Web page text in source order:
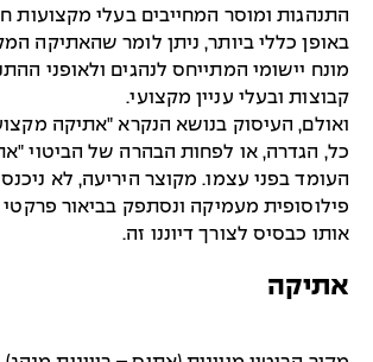
התנהגות ומוסר המחייבים בעלי מקצועות
באופן כללי ביותר, ניתן לומר שהאתיקה
מונח יישומי המתייחס לנהגים ולאופני
קבוצות ובעלי עניין מקצועי.
ואולם, העיסוק בנושא הנקרא "אתיקה
כל, הגדרה, או לפחות הבהרה של הביטוי
העומד בפני עצמו. מקוצר היריעה, לא
פילוסופית מעמיקה ונסתפק בביאור פרקטי
אותו כבסיס לצורך דיוננו זה.
אתיקה